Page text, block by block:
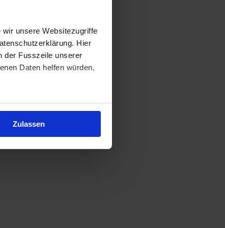
unsere Websitezugriffe
Hier
der Fusszeile unserer
Daten helfen würden,
Zulassen